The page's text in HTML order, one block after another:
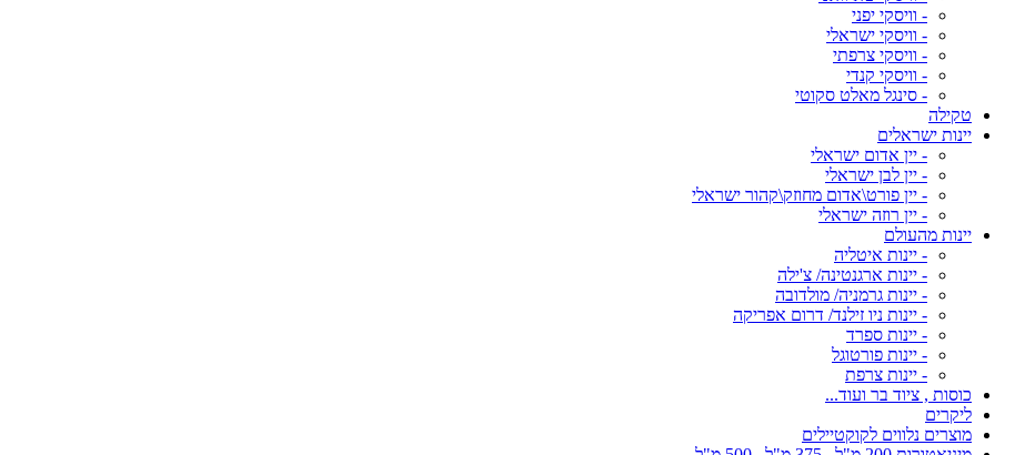
- וויסקי יפני
- וויסקי ישראלי
- וויסקי צרפתי
- וויסקי קנדי
- סינגל מאלט סקוטי
טקילה
יינות ישראלים
- יין אדום ישראלי
- יין לבן ישראלי
- יין פורט\אדום מחוזק\קהור ישראלי
- יין רוזה ישראלי
יינות מהעולם
- יינות איטליה
- יינות ארגנטינה/ צ'ילה
- יינות גרמניה/ מולדובה
- יינות ניו זילנד/ דרום אפריקה
- יינות ספרד
- יינות פורטוגל
- יינות צרפת
כוסות , ציוד בר ועוד...
ליקרים
מוצרים נלווים לקוקטיילים